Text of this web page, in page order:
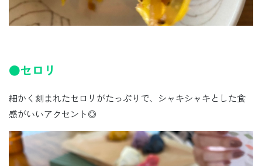
●セロリ
細かく刻まれたセロリがたっぷりで、シャキシャキとした食
感がいいアクセント◎